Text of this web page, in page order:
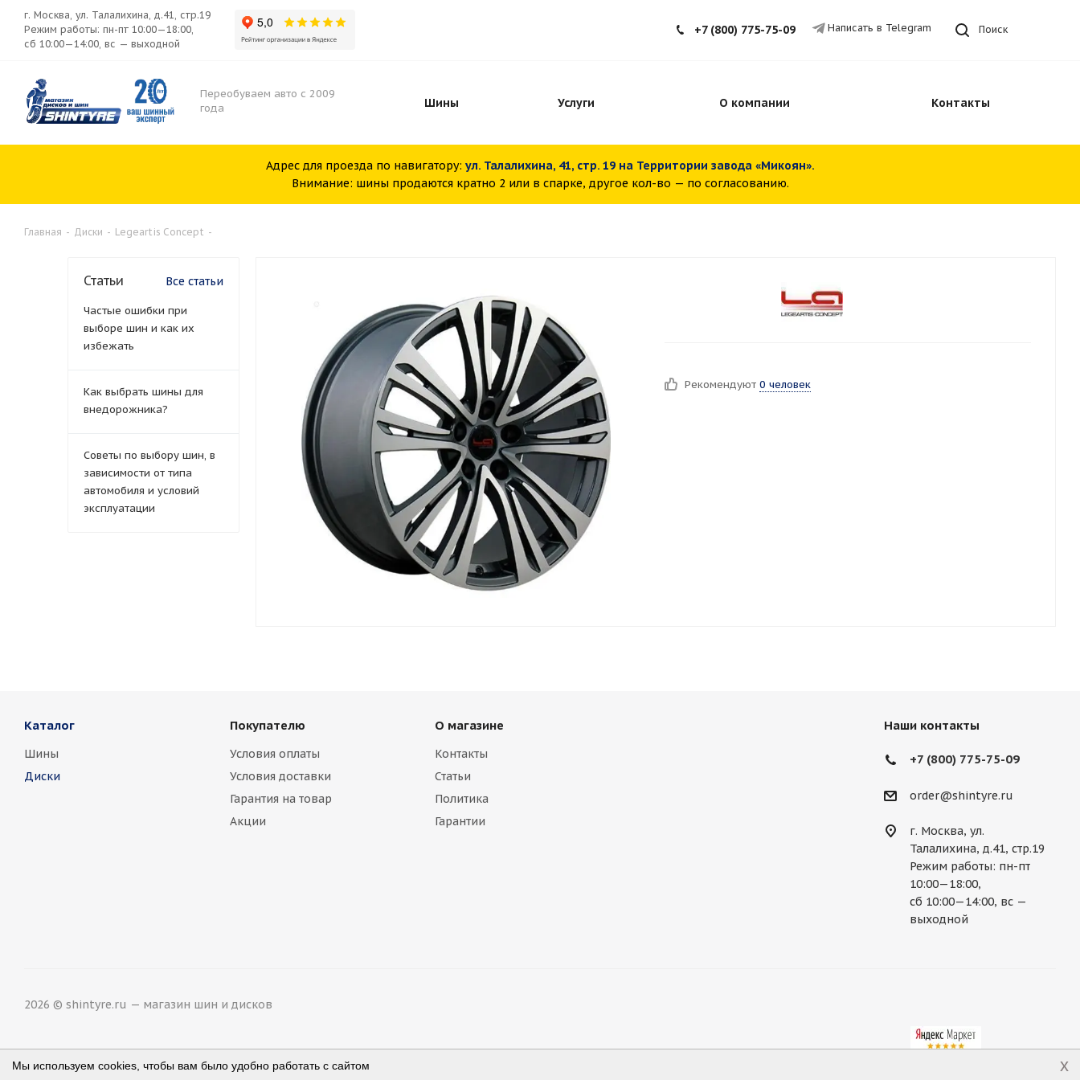
г. Москва, ул. Талалихина, д.41, стр.19
Режим работы: пн-пт 10:00—18:00,
сб 10:00—14:00, вс — выходной
Поиск
+7 (800) 775-75-09 Написать в Telegram
Переобуваем авто с 2009
года
Шины Услуги О компании Контакты
Адрес для проезда по навигатору: ул. Талалихина, 41, стр. 19 на Территории завода «Микоян».
Внимание: шины продаются кратно 2 или в спарке, другое кол-во — по согласованию.
Главная - Диски - Legeartis Concept -
Рекомендуют 0 человек
Статьи Все статьи
Частые ошибки при
выборе шин и как их
избежать
Как выбрать шины для
внедорожника?
Советы по выбору шин, в
зависимости от типа
автомобиля и условий
эксплуатации
Каталог
Шины
Диски
Покупателю
Условия оплаты
Условия доставки
Гарантия на товар
Акции
О магазине
Контакты
Статьи
Политика
Гарантии
Наши контакты
+7 (800) 775-75-09
order@shintyre.ru
г. Москва, ул.
Талалихина, д.41, стр.19
Режим работы: пн-пт
10:00—18:00,
сб 10:00—14:00, вс —
выходной
2026 © shintyre.ru — магазин шин и дисков
Мы используем cookies, чтобы вам было удобно работать с сайтом x